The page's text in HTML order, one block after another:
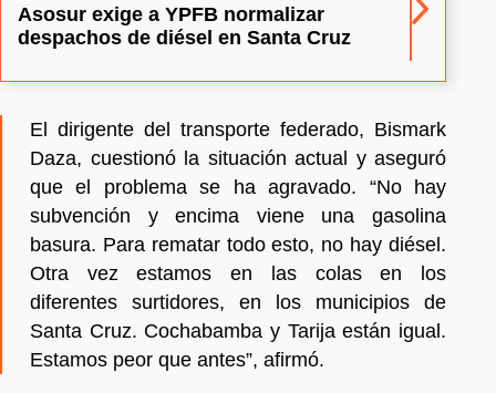
Asosur exige a YPFB normalizar
despachos de diésel en Santa Cruz
El dirigente del transporte federado, Bismark
Daza, cuestionó la situación actual y aseguró
que el problema se ha agravado. “No hay
subvención y encima viene una gasolina
basura. Para rematar todo esto, no hay diésel.
Otra vez estamos en las colas en los
diferentes surtidores, en los municipios de
Santa Cruz. Cochabamba y Tarija están igual.
Estamos peor que antes”, afirmó.